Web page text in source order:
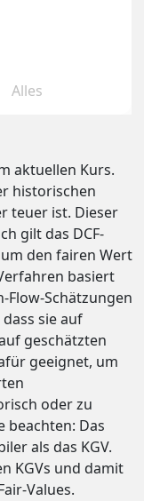
Alles
aktuellen Kurs.
historischen
teuer ist. Dieser
gilt das DCF-
den fairen Wert
basiert
Flow-Schätzungen
sie auf
geschätzten
geeignet, um
oder zu
beachten: Das
als das KGV.
KGVs und damit
Values.